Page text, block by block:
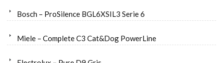
Bosch – ProSilence BGL6XSIL3 Serie 6
Miele – Complete C3 Cat&Dog PowerLine